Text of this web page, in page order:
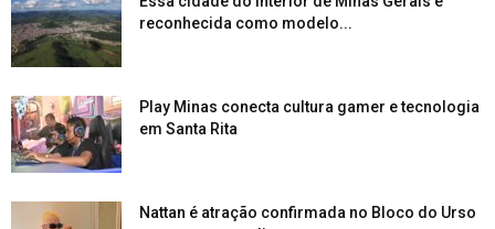
reconhecida como modelo...
Play Minas conecta cultura gamer e tecnologia
em Santa Rita
Nattan é atração confirmada no Bloco do Urso